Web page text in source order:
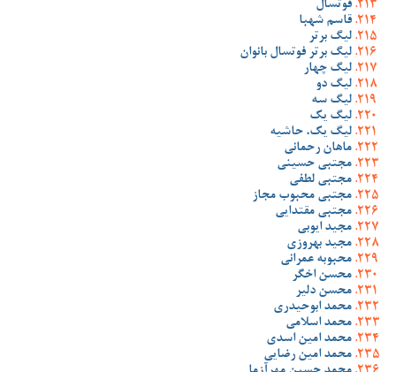
فوتسال
قاسم شهبا
لیگ برتر
لیگ برتر فوتسال بانوان
لیگ چهار
لیگ دو
لیگ سه
لیگ یک
لیگ یک، حاشیه
ماهان رحمانی
مجتبی حسینی
مجتبی لطفی
مجتبی محبوب مجاز
مجتبی مقتدایی
مجید ایوبی
مجید بهروزی
محبوبه عمرانی
محسن اخگر
محسن دلیر
محمد ابوحیدری
محمد اسلامی
محمد امین اسدی
محمد امین رضایی